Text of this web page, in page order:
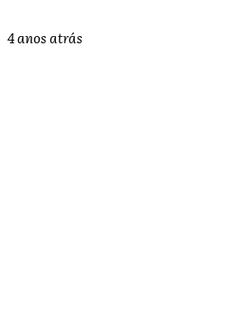
4 anos atrás